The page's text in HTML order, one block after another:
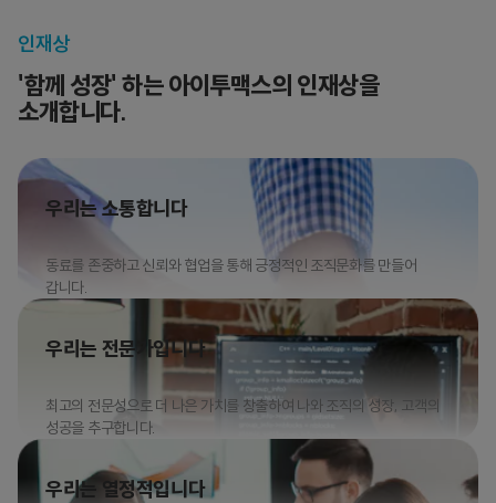
인재상
'함께 성장' 하는 아이투맥스의 인재상을
소개합니다.
우리는 소통합니다
동료를 존중하고 신뢰와 협업을 통해 긍정적인 조직문화를 만들어
갑니다.
우리는 전문가입니다
최고의 전문성으로 더 나은 가치를 창출하여 나와 조직의 성장, 고객의
성공을 추구합니다.
우리는 열정적입니다